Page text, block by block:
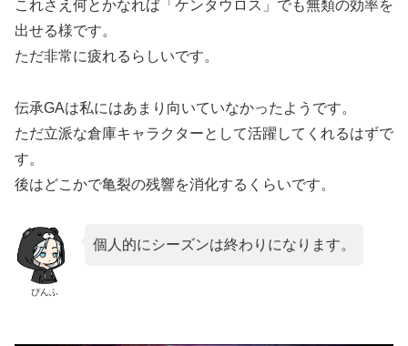
これさえ何とかなれば「ケンタウロス」でも無類の効率を
出せる様です。
ただ非常に疲れるらしいです。
伝承GAは私にはあまり向いていなかったようです。
ただ立派な倉庫キャラクターとして活躍してくれるはずで
す。
後はどこかで亀裂の残響を消化するくらいです。
ぴんふ
個人的にシーズンは終わりになります。